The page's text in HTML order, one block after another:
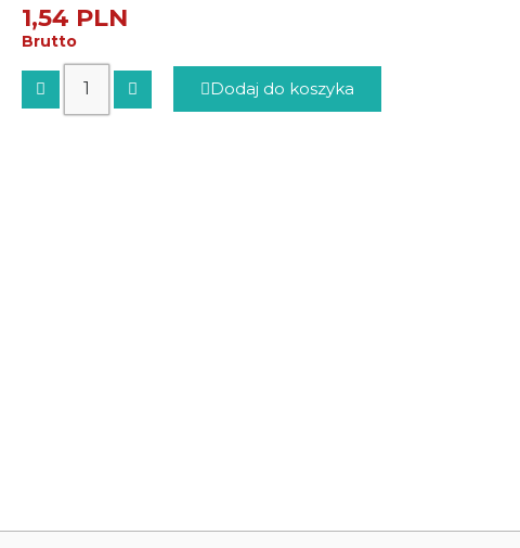
1,54 PLN
Brutto
Dodaj do koszyka